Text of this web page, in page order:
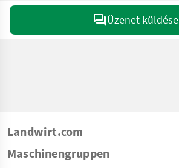
Üzenet küldése
Landwirt.com
Maschinengruppen